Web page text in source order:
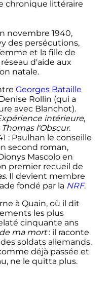
chronique littéraire
novembre 1940,
des persécutions,
et la fille de
d'aide aux
natale.
Georges Bataille
Rollin (qui a
avec Blanchot).
intérieure,
Thomas l'Obscur.
: Paulhan le conseille
second roman,
Mascolo en
premier recueil de
. Il devient membre
fondé par la NRF.
à Quain, où il dit
les plus
cinquante ans
ma mort : il raconte
soldats allemands.
déjà passée et
ne le quitta plus.